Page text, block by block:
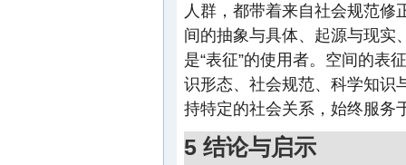
人群，都带着来自社会规范修
间的抽象与具体、起源与现实
是“表征”的使用者。空间的表
识形态、社会规范、科学知识
持特定的社会关系，始终服务
5 结论与启示